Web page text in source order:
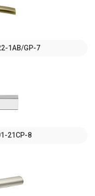
1AB/GP-7
21CP-8